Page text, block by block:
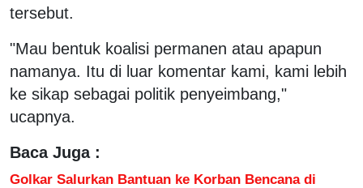
tersebut.
"Mau bentuk koalisi permanen atau apapun
namanya. Itu di luar komentar kami, kami lebih
ke sikap sebagai politik penyeimbang,"
ucapnya.
Baca Juga :
Golkar Salurkan Bantuan ke Korban Bencana di